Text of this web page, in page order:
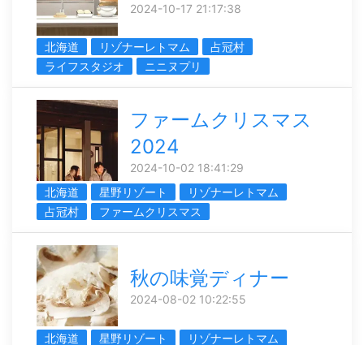
2024-10-17 21:17:38
北海道 リゾナーレトマム
占冠村
ライフスタジオ
ニニヌプリ
ファームクリスマス
2024
2024-10-02 18:41:29
北海道
星野リゾート
リゾナーレトマム
占冠村
ファームクリスマス
秋の味覚ディナー
2024-08-02 10:22:55
北海道 星野リゾート
リゾナーレトマム